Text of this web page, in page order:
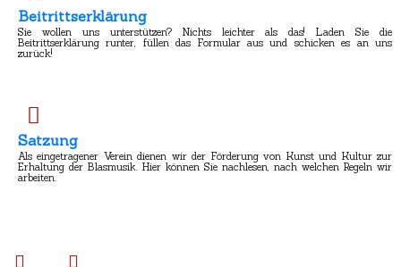
Beitrittserklärung
Sie wollen uns unterstützen? Nichts leichter als das! Laden Sie die
Beitrittserklärung runter, füllen das Formular aus und schicken es an uns
zurück!
Satzung
Als eingetragener Verein dienen wir der Förderung von Kunst und Kultur zur
Erhaltung der Blasmusik. Hier können Sie nachlesen, nach welchen Regeln wir
arbeiten.